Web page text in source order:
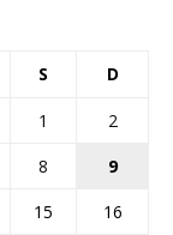
S D
1
2
8
9
15
16